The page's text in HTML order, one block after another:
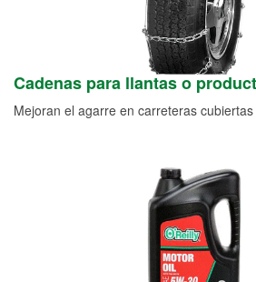
Cadenas para llantas o
Mejoran el agarre en carreteras